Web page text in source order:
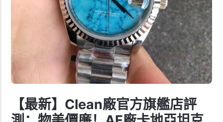
【最新】Clean廠官方旗艦店評